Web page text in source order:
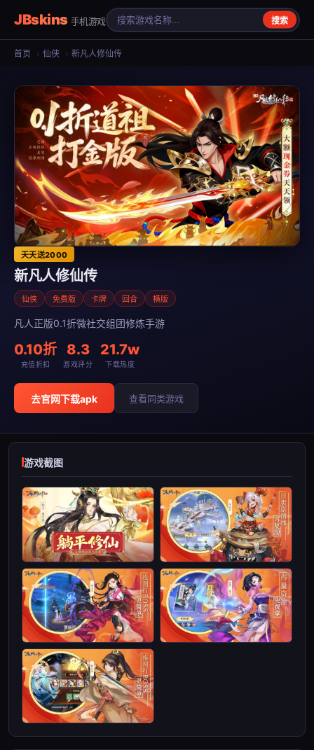
JBskins 手机游戏 搜索
首页 › 仙侠 › 新凡人修仙传
天天送2000
新凡人修仙传
仙侠 免费版 卡牌 回合 横版
凡人正版0.1折微社交组团修炼手游
0.10折
充值折扣
8.3
游戏评分
21.7w
下载热度
去官网下载apk 查看同类游戏
游戏截图